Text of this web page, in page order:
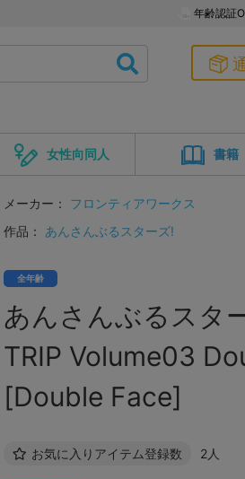
年齢認証
女性向同人 書籍
メーカー：
フロンティアワークス
作品：
あんさんぶるスターズ!
全年齢
あんさんぶるスタ
TRIP Volume03
[Double Face]
お気に入りアイテム登録数 2人